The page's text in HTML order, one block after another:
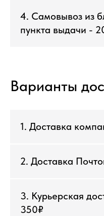
4. Самовывоз из
пункта выдачи -
Варианты
1. Доставка
2. Доставка
3. Курьерская
350₽